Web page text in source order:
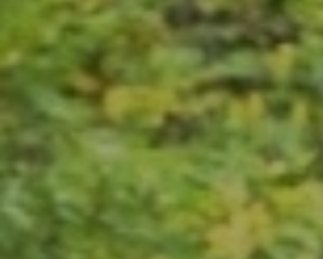
Blog
Kontakt
Datenschutz
Impressum